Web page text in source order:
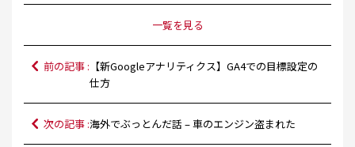
一覧を見る
前の記事 : 【新Googleアナリティクス】GA4での目標設定の
仕方
次の記事 :海外でぶっとんだ話 – 車のエンジン盗まれた